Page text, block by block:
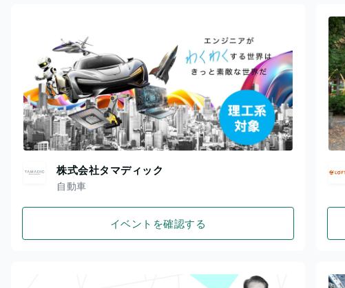
株式会社タマディック
自動車
イベントを確認する